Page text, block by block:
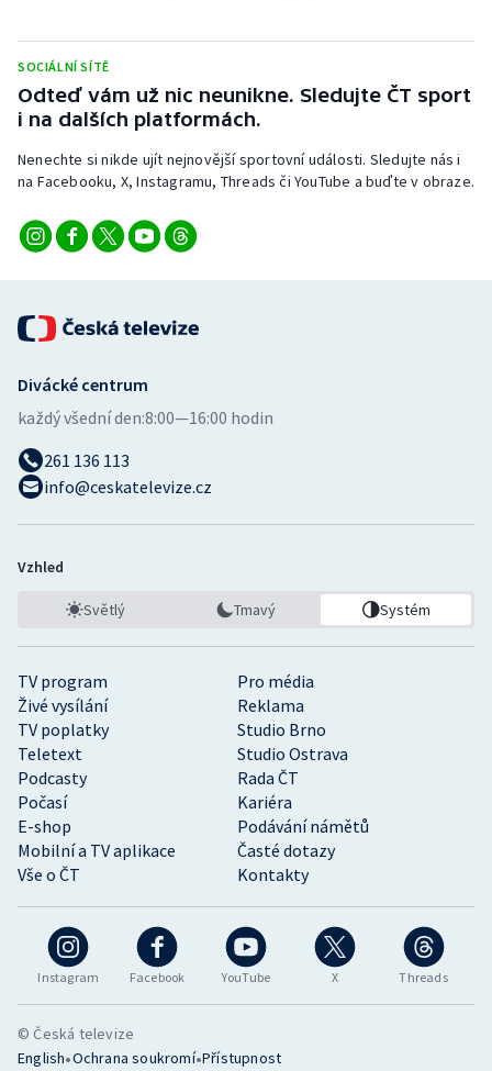
SOCIÁLNÍ SÍTĚ
Odteď vám už nic neunikne. Sledujte ČT sport
i na dalších platformách.
Nenechte si nikde ujít nejnovější sportovní události. Sledujte nás i
na Facebooku, X, Instagramu, Threads či YouTube a buďte v obraze.
Instagram Facebook YouTube X Threads
TV program
Pro média
Živé vysílání
Reklama
TV poplatky
Studio Brno
Teletext
Studio Ostrava
Podcasty
Rada ČT
Počasí
Kariéra
E-shop
Podávání námětů
Mobilní a TV aplikace
Časté dotazy
Vše o ČT
Kontakty
Divácké centrum
každý všední den:8:00—16:00 hodin
261 136 113
info@ceskatelevize.cz
Vzhled
Světlý Tmavý Systém
© Česká televize
English•Ochrana soukromí•Přístupnost